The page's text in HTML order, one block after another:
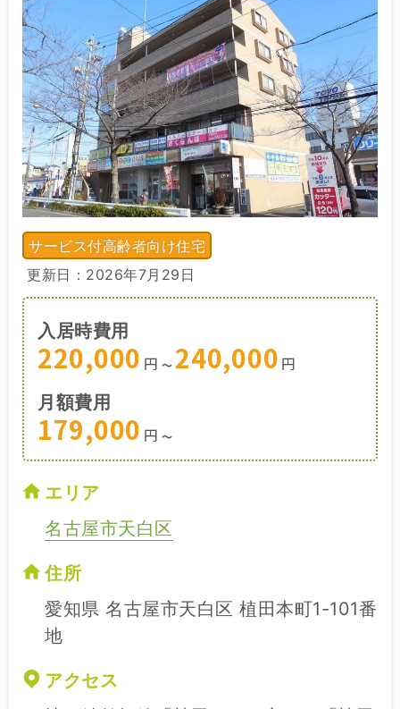
サービス付高齢者向け住宅
更新日：2026年7月29日
入居時費用
220,000 円 〜 240,000 円
月額費用
179,000 円 〜
エリア
名古屋市天白区
住所
愛知県 名古屋市天白区 植田本町1-101番
地
アクセス